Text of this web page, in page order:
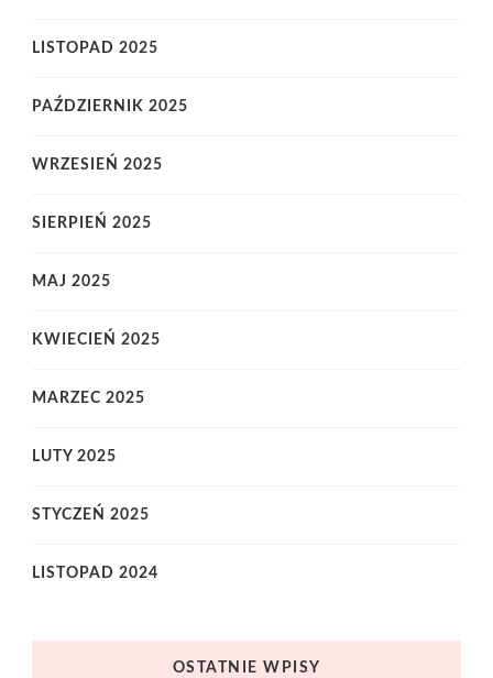
LISTOPAD 2025
PAŹDZIERNIK 2025
WRZESIEŃ 2025
SIERPIEŃ 2025
MAJ 2025
KWIECIEŃ 2025
MARZEC 2025
LUTY 2025
STYCZEŃ 2025
LISTOPAD 2024
OSTATNIE WPISY